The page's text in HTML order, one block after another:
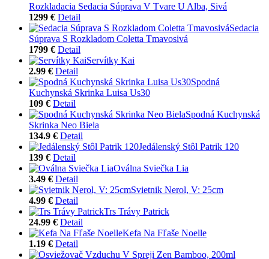
Rozkladacia Sedacia Súprava V Tvare U Alba, Sivá
1299 € Detail
Sedacia
Súprava S Rozkladom Coletta Tmavosivá
1799 € Detail
Servítky Kai
2.99 € Detail
Spodná
Kuchynská Skrinka Luisa Us30
109 € Detail
Spodná Kuchynská
Skrinka Neo Biela
134.9 € Detail
Jedálenský Stôl Patrik 120
139 € Detail
Oválna Sviečka Lia
3.49 € Detail
Svietnik Nerol, V: 25cm
4.99 € Detail
Trs Trávy Patrick
24.99 € Detail
Kefa Na Fľaše Noelle
1.19 € Detail